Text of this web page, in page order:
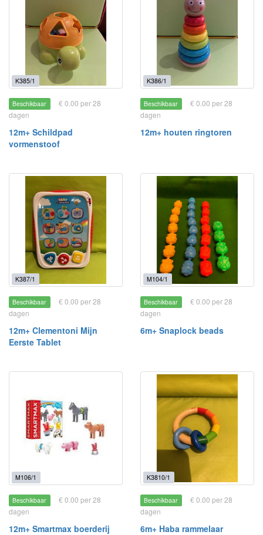
K385/1
Beschikbaar
€ 0.00 per 28
dagen
12m+ Schildpad
vormenstoof
K386/1
Beschikbaar
€ 0.00 per 28
dagen
12m+ houten ringtoren
K387/1
Beschikbaar
€ 0.00 per 28
dagen
12m+ Clementoni Mijn
Eerste Tablet
M104/1
Beschikbaar
€ 0.00 per 28
dagen
6m+ Snaplock beads
M106/1
Beschikbaar
€ 0.00 per 28
dagen
12m+ Smartmax boerderij
K3810/1
Beschikbaar
€ 0.00 per 28
dagen
6m+ Haba rammelaar